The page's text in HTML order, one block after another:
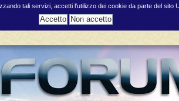
tali servizi, accetti l'utilizzo dei cookie da parte del sito